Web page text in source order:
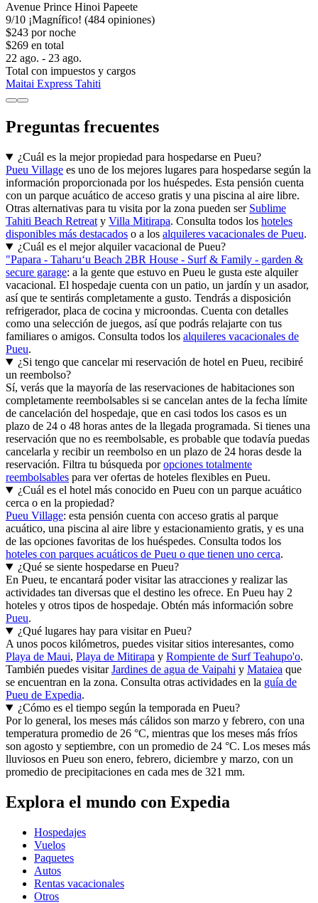
Avenue Prince Hinoi Papeete
9/10 ¡Magnífico! (484 opiniones)
$243 por noche
$269 en total
22 ago. - 23 ago.
Total con impuestos y cargos
Maitai Express Tahiti
Preguntas frecuentes
¿Cuál es la mejor propiedad para hospedarse en Pueu?
Pueu Village es uno de los mejores lugares para hospedarse según la
información proporcionada por los huéspedes. Esta pensión cuenta
con un parque acuático de acceso gratis y una piscina al aire libre.
Otras alternativas para tu visita por la zona pueden ser Sublime
Tahiti Beach Retreat y Villa Mitirapa. Consulta todos los hoteles
disponibles más destacados o a los alquileres vacacionales de Pueu.
¿Cuál es el mejor alquiler vacacional de Pueu?
"Papara - Taharuʻu Beach 2BR House - Surf & Family - garden &
secure garage: a la gente que estuvo en Pueu le gusta este alquiler
vacacional. El hospedaje cuenta con un patio, un jardín y un asador,
así que te sentirás completamente a gusto. Tendrás a disposición
refrigerador, placa de cocina y microondas. Cuenta con detalles
como una selección de juegos, así que podrás relajarte con tus
familiares o amigos. Consulta todos los alquileres vacacionales de
Pueu.
¿Si tengo que cancelar mi reservación de hotel en Pueu, recibiré
un reembolso?
Sí, verás que la mayoría de las reservaciones de habitaciones son
completamente reembolsables si se cancelan antes de la fecha límite
de cancelación del hospedaje, que en casi todos los casos es un
plazo de 24 o 48 horas antes de la llegada programada. Si tienes una
reservación que no es reembolsable, es probable que todavía puedas
cancelarla y recibir un reembolso en un plazo de 24 horas desde la
reservación. Filtra tu búsqueda poropciones totalmente
reembolsables para ver ofertas de hoteles flexibles en Pueu.
¿Cuál es el hotel más conocido en Pueu con un parque acuático
cerca o en la propiedad?
Pueu Village: esta pensión cuenta con acceso gratis al parque
acuático, una piscina al aire libre y estacionamiento gratis, y es una
de las opciones favoritas de los huéspedes. Consulta todos los
hoteles con parques acuáticos de Pueu o que tienen uno cerca.
¿Qué se siente hospedarse en Pueu?
En Pueu, te encantará poder visitar las atracciones y realizar las
actividades tan diversas que el destino les ofrece. En Pueu hay 2
hoteles y otros tipos de hospedaje. Obtén más información sobre
Pueu.
¿Qué lugares hay para visitar en Pueu?
A unos pocos kilómetros, puedes visitar sitios interesantes, como
Playa de Maui, Playa de Mitirapa y Rompiente de Surf Teahupo'o.
También puedes visitarJardines de agua de Vaipahi y Mataiea que
se encuentran en la zona. Consulta otras actividades en la guía de
Pueu de Expedia.
¿Cómo es el tiempo según la temporada en Pueu?
Por lo general, los meses más cálidos son marzo y febrero, con una
temperatura promedio de 26 °C, mientras que los meses más fríos
son agosto y septiembre, con un promedio de 24 °C. Los meses más
lluviosos en Pueu son enero, febrero, diciembre y marzo, con un
promedio de precipitaciones en cada mes de 321 mm.
Explora el mundo con Expedia
Hospedajes
Vuelos
Paquetes
Autos
Rentas vacacionales
Otros